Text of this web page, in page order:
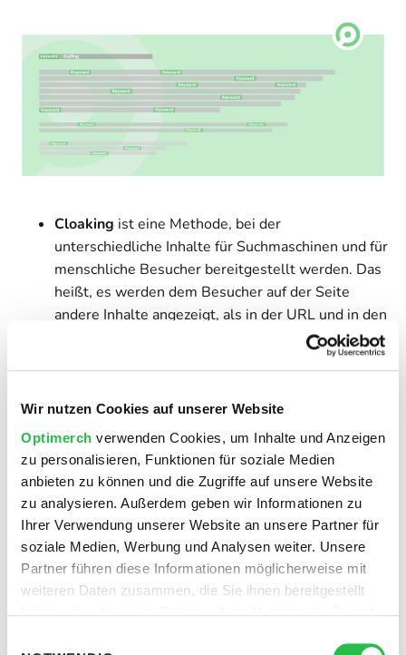
Wir nutzen Cookies auf unserer Website
Optimerch verwenden Cookies, um Inhalte und Anzeigen
zu personalisieren, Funktionen für soziale Medien
anbieten zu können und die Zugriffe auf unsere Website
zu analysieren. Außerdem geben wir Informationen zu
Ihrer Verwendung unserer Website an unsere Partner für
soziale Medien, Werbung und Analysen weiter. Unsere
Partner führen diese Informationen möglicherweise mit
weiteren Daten zusammen, die Sie ihnen bereitgestellt
Cloaking ist eine Methode, bei der
unterschiedliche Inhalte für Suchmaschinen und für
menschliche Besucher bereitgestellt werden. Das
heißt, es werden dem Besucher auf der Seite
andere Inhalte angezeigt, als in der URL und in den
sind spezielle Seiten, die für
dann auf andere Seiten weiterleiten. Das Ziel
dieser SEO-Manipulation ist es, mehr Traffic zu
generieren, aber auch das verstößt gegen die
Richtlinien der Suchmaschinen.
Backlink-Spamming bezieht sich auf die Praxis,
unnatürliche oder manipulative Links auf eine
Website zu setzen. Dabei werden Links von
minderwertigen Websites, Link-Farmen oder
automatisierten Programmen generiert, um das